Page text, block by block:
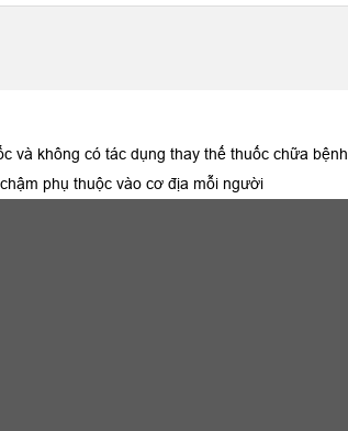
và không có tác dụng thay thế thuốc chữa bệnh
phụ thuộc vào cơ địa mỗi người